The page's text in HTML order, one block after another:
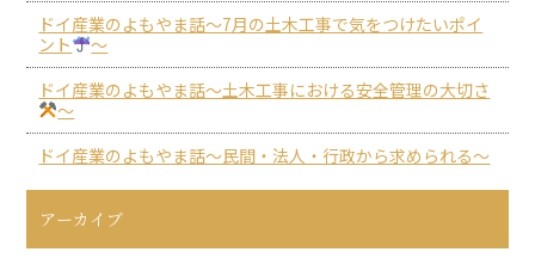
ドイ産業のよもやま話～7月の土木工事で気をつけたいポイ
ント
～
ドイ産業のよもやま話～土木工事における安全管理の大切さ
～
ドイ産業のよもやま話～民間・法人・行政から求められる～
アーカイブ